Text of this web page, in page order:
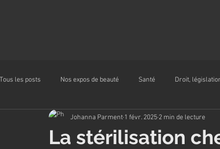
Tous les posts Nos expos de beauté Santé Droit,
Alimentation
La stérilisation
Johanna Parment 1 févr. 2025 2 min de lecture